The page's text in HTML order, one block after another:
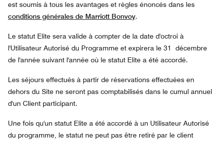
est soumis à tous les avantages et règles énoncés dans les
conditions générales de Marriott Bonvoy.
Le statut Elite sera valide à compter de la date d'octroi à
l'Utilisateur Autorisé du Programme et expirera le 31 décembre
de l'année suivant l'année où le statut Elite a été accordé.
Les séjours effectués à partir de réservations effectuées en
dehors du Site ne seront pas comptabilisés dans le cumul annuel
d'un Client participant.
Une fois qu'un statut Elite a été accordé à un Utilisateur Autorisé
du programme, le statut ne peut pas être retiré par le client